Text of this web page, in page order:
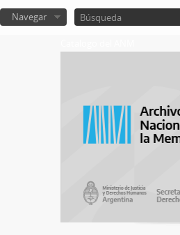
Navegar